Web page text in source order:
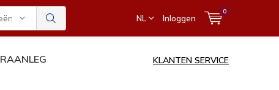
NL Inloggen
0
KLANTEN SERVICE